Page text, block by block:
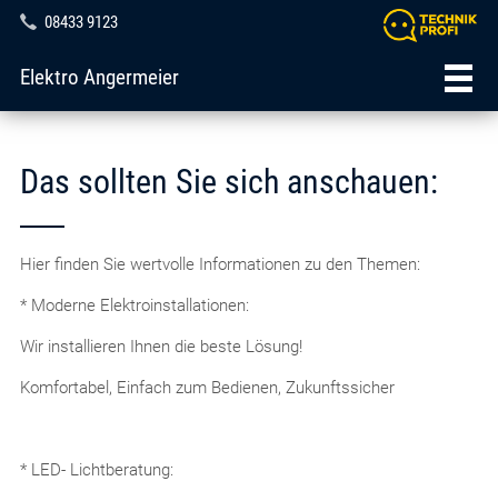
08433 9123
Elektro Angermeier
Das sollten Sie sich anschauen:
Hier finden Sie wertvolle Informationen zu den Themen:
* Moderne Elektroinstallationen:
Wir installieren Ihnen die beste Lösung!
Komfortabel, Einfach zum Bedienen, Zukunftssicher
* LED- Lichtberatung: